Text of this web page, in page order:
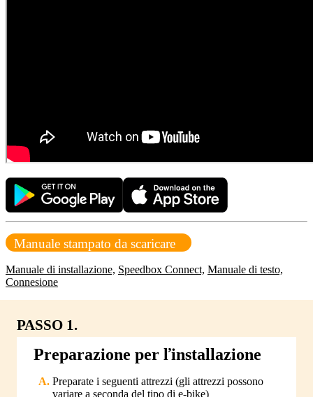
Manuale stampato da scaricare
Manuale di installazione, Speedbox Connect, Manuale di testo,
Connesione
PASSO 1.
Preparazione per ľinstallazione
Preparate i seguenti attrezzi (gli attrezzi possono
variare a seconda del tipo di e-bike)